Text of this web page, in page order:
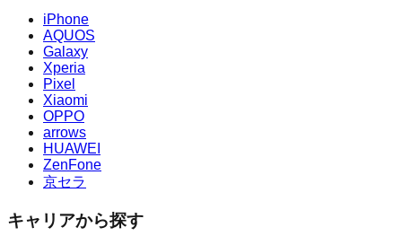
iPhone
AQUOS
Galaxy
Xperia
Pixel
Xiaomi
OPPO
arrows
HUAWEI
ZenFone
京セラ
キャリアから探す